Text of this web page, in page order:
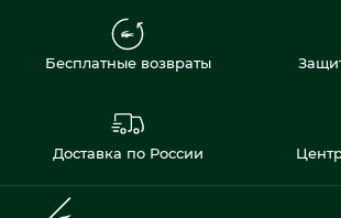
Бесплатные возвраты
Доставка по России